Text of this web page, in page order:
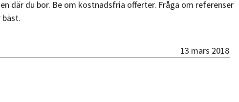
där du bor. Be om kostnadsfria offerter. Fråga om referenser
bäst.
13 mars 2018